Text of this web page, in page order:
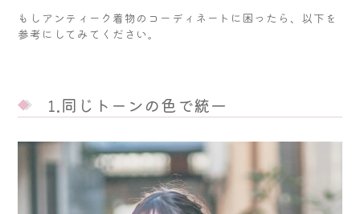
もしアンティーク着物のコーディネートに困ったら、以下を
参考にしてみてください。
1.同じトーンの色で統一